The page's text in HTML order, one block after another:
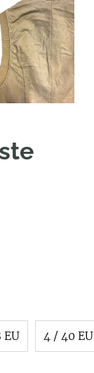
EU 4 / 40 EU